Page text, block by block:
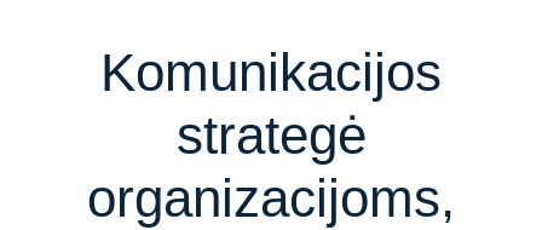
Komunikacijos
strategė
organizacijoms,